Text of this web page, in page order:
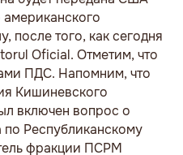
американского
после того, как сегодня
Oficial. Отметим, что
ПДС. Напомним, что
Кишиневского
включен вопрос о
Республиканскому
фракции ПСРМ